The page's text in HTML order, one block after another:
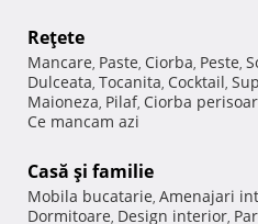
Reţete
Mancare, Paste, Ciorba, Peste,
Dulceata, Tocanita, Cocktail,
Maioneza, Pilaf, Ciorba
Ce mancam azi
Casă şi familie
Mobila bucatarie, Amenajari
Dormitoare, Design interior,